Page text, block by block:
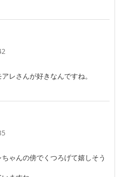
レさんが好きなんですね。
ゃんの傍でくつろげて嬉しそう